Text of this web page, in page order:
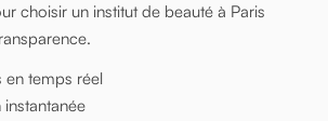
choisir un institut de beauté à Paris
en temps réel